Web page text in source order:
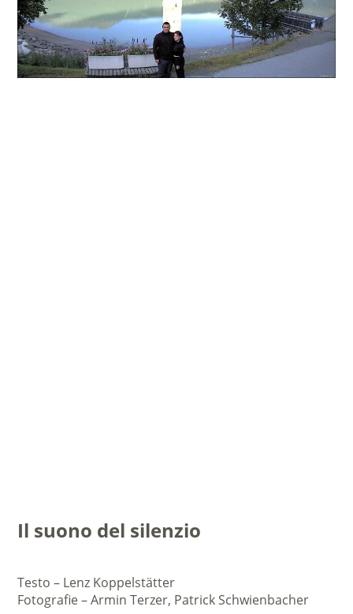
Il suono del silenzio
Testo – Lenz Koppelstätter
Fotografie – Armin Terzer, Patrick Schwienbacher